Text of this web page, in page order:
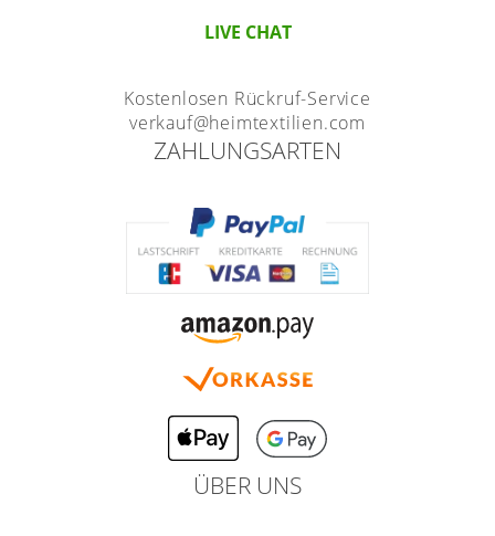
LIVE CHAT
Kostenlosen Rückruf-Service
verkauf@heimtextilien.com
ZAHLUNGSARTEN
ÜBER UNS